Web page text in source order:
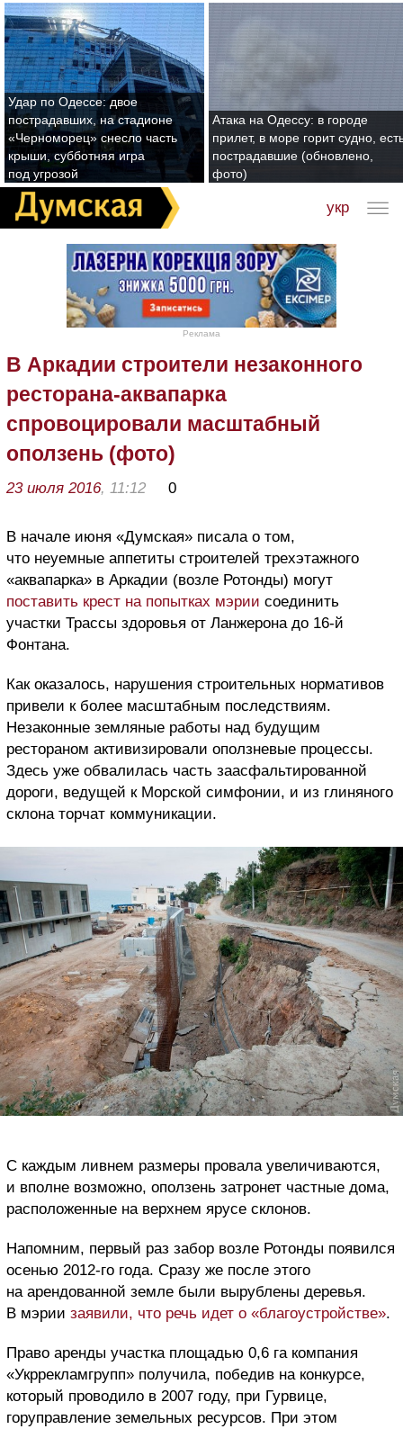
Удар по Одессе: двое
пострадавших, на стадионе
«Черноморец» снесло часть
крыши, субботняя игра
под угрозой
Атака на Одессу: в городе
прилет, в море горит судно,
пострадавшие (обновлено,
фото)
укр
Реклама
В Аркадии cтроители незаконного
ресторана-аквапарка
спровоцировали масштабный
оползень (фото)
23 июля 2016, 11:12 0
В начале июня «Думская» писала о том,
что неуемные аппетиты строителей трехэтажного
«аквапарка» в Аркадии (возле Ротонды) могут
поставить крест на попытках мэрии соединить
участки Трассы здоровья от Ланжерона до 16-й
Фонтана.
Как оказалось, нарушения строительных нормативов
привели к более масштабным последствиям.
Незаконные земляные работы над будущим
рестораном активизировали оползневые процессы.
Здесь уже обвалилась часть заасфальтированной
дороги, ведущей к Морской симфонии, и из глиняного
склона торчат коммуникации.
С каждым ливнем размеры провала увеличиваются,
и вполне возможно, оползень затронет частные дома,
расположенные на верхнем ярусе склонов.
Напомним, первый раз забор возле Ротонды появился
осенью 2012-го года. Сразу же после этого
на арендованной земле были вырублены деревья.
В мэрии заявили, что речь идет о «благоустройстве».
Право аренды участка площадью 0,6 га компания
«Укррекламгрупп» получила, победив на конкурсе,
который проводило в 2007 году, при Гурвице,
горуправление земельных ресурсов. При этом